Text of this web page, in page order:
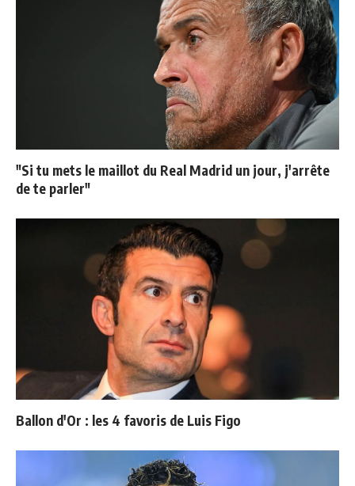
"Si tu mets le maillot du Real Madrid un jour, j'arrête
de te parler"
Ballon d'Or : les 4 favoris de Luis Figo